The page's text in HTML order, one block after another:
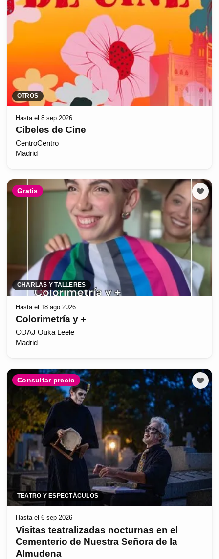
OTROS
Hasta el 8 sep 2026
Cibeles de Cine
CentroCentro
Madrid
Gratis
CHARLAS Y TALLERES
Hasta el 18 ago 2026
Colorimetría y +
COAJ Ouka Leele
Madrid
Consultar precio
TEATRO Y ESPECTÁCULOS
Hasta el 6 sep 2026
Visitas teatralizadas nocturnas en el
Cementerio de Nuestra Señora de la
Almudena